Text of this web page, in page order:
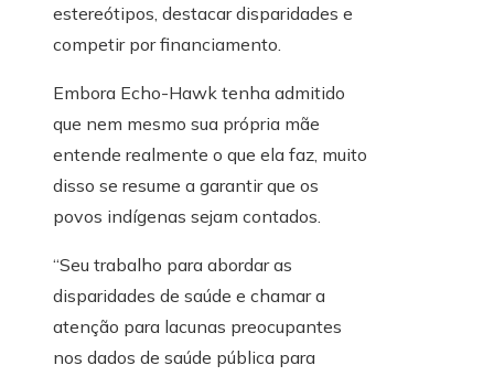
estereótipos, destacar disparidades e
competir por financiamento.
Embora Echo-Hawk tenha admitido
que nem mesmo sua própria mãe
entende realmente o que ela faz, muito
disso se resume a garantir que os
povos indígenas sejam contados.
“Seu trabalho para abordar as
disparidades de saúde e chamar a
atenção para lacunas preocupantes
nos dados de saúde pública para